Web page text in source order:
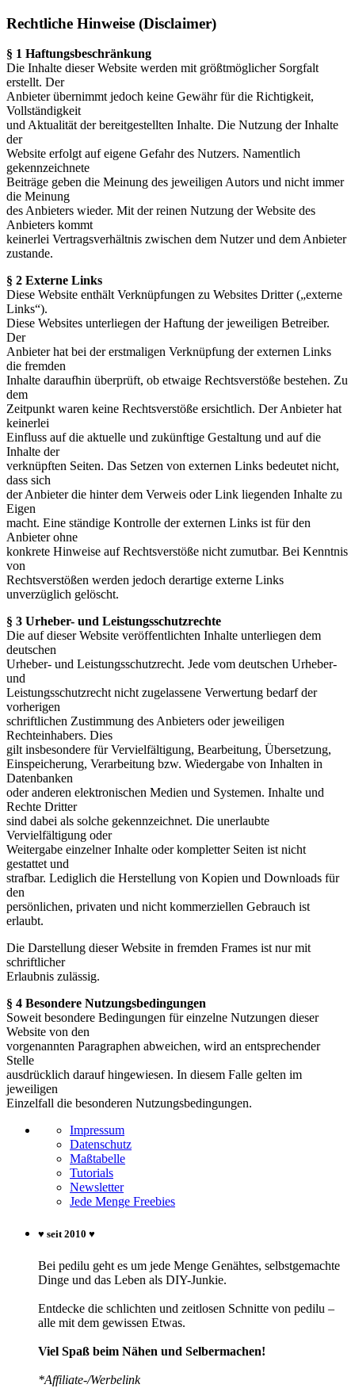
Rechtliche Hinweise (Disclaimer)
§ 1 Haftungsbeschränkung
Die Inhalte dieser Website werden mit größtmöglicher Sorgfalt
erstellt. Der
Anbieter übernimmt jedoch keine Gewähr für die Richtigkeit,
Vollständigkeit
und Aktualität der bereitgestellten Inhalte. Die Nutzung der Inhalte
der
Website erfolgt auf eigene Gefahr des Nutzers. Namentlich
gekennzeichnete
Beiträge geben die Meinung des jeweiligen Autors und nicht immer
die Meinung
des Anbieters wieder. Mit der reinen Nutzung der Website des
Anbieters kommt
keinerlei Vertragsverhältnis zwischen dem Nutzer und dem Anbieter
zustande.
§ 2 Externe Links
Diese Website enthält Verknüpfungen zu Websites Dritter („externe
Links“).
Diese Websites unterliegen der Haftung der jeweiligen Betreiber.
Der
Anbieter hat bei der erstmaligen Verknüpfung der externen Links
die fremden
Inhalte daraufhin überprüft, ob etwaige Rechtsverstöße bestehen. Zu
dem
Zeitpunkt waren keine Rechtsverstöße ersichtlich. Der Anbieter hat
keinerlei
Einfluss auf die aktuelle und zukünftige Gestaltung und auf die
Inhalte der
verknüpften Seiten. Das Setzen von externen Links bedeutet nicht,
dass sich
der Anbieter die hinter dem Verweis oder Link liegenden Inhalte zu
Eigen
macht. Eine ständige Kontrolle der externen Links ist für den
Anbieter ohne
konkrete Hinweise auf Rechtsverstöße nicht zumutbar. Bei Kenntnis
von
Rechtsverstößen werden jedoch derartige externe Links
unverzüglich gelöscht.
§ 3 Urheber- und Leistungsschutzrechte
Die auf dieser Website veröffentlichten Inhalte unterliegen dem
deutschen
Urheber- und Leistungsschutzrecht. Jede vom deutschen Urheber-
und
Leistungsschutzrecht nicht zugelassene Verwertung bedarf der
vorherigen
schriftlichen Zustimmung des Anbieters oder jeweiligen
Rechteinhabers. Dies
gilt insbesondere für Vervielfältigung, Bearbeitung, Übersetzung,
Einspeicherung, Verarbeitung bzw. Wiedergabe von Inhalten in
Datenbanken
oder anderen elektronischen Medien und Systemen. Inhalte und
Rechte Dritter
sind dabei als solche gekennzeichnet. Die unerlaubte
Vervielfältigung oder
Weitergabe einzelner Inhalte oder kompletter Seiten ist nicht
gestattet und
strafbar. Lediglich die Herstellung von Kopien und Downloads für
den
persönlichen, privaten und nicht kommerziellen Gebrauch ist
erlaubt.
Die Darstellung dieser Website in fremden Frames ist nur mit
schriftlicher
Erlaubnis zulässig.
§ 4 Besondere Nutzungsbedingungen
Soweit besondere Bedingungen für einzelne Nutzungen dieser
Website von den
vorgenannten Paragraphen abweichen, wird an entsprechender
Stelle
ausdrücklich darauf hingewiesen. In diesem Falle gelten im
jeweiligen
Einzelfall die besonderen Nutzungsbedingungen.
Impressum
Datenschutz
Maßtabelle
Tutorials
Newsletter
Jede Menge Freebies
♥ seit 2010 ♥
Bei pedilu geht es um jede Menge Genähtes, selbstgemachte
Dinge und das Leben als DIY-Junkie.
Entdecke die schlichten und zeitlosen Schnitte von pedilu –
alle mit dem gewissen Etwas.
Viel Spaß beim Nähen und Selbermachen!
*Affiliate-/Werbelink